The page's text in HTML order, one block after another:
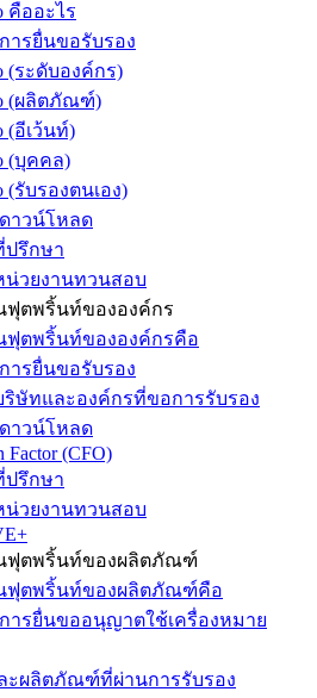
คืออะไร
ารยื่นขอรับรอง
(ระดับองค์กร)
(ผลิตภัณฑ์)
(อีเว้นท์)
(บุคคล)
(รับรองตนเอง)
าวน์โหลด
ปรึกษา
น่วยงานทวนสอบ
ฟุตพริ้นท์ขององค์กร
ฟุตพริ้นท์ขององค์กรคือ
ารยื่นขอรับรอง
ริษัทและองค์กรที่ขอการรับรอง
าวน์โหลด
Factor (CFO)
ปรึกษา
น่วยงานทวนสอบ
ฟุตพริ้นท์ของผลิตภัณฑ์
ฟุตพริ้นท์ของผลิตภัณฑ์คือ
ารยื่นขออนุญาตใช้เครื่องหมาย
ะผลิตภัณฑ์ที่ผ่านการรับรอง